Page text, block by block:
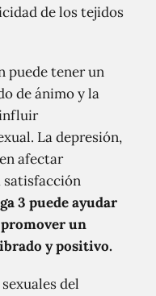
de los tejidos
puede tener un
de ánimo y la
influir
La depresión,
afectar
satisfacción
3 puede ayudar
un
y positivo.
del